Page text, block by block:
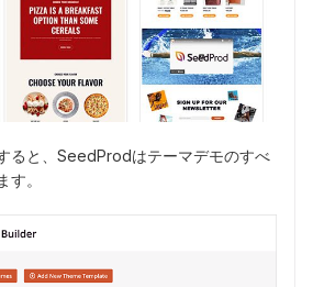
ると、SeedProdはテーマデモのすべ
す。